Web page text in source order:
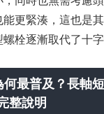
更緊湊，這也是其
栓逐漸取代了十字
何最普及？長軸
整說明